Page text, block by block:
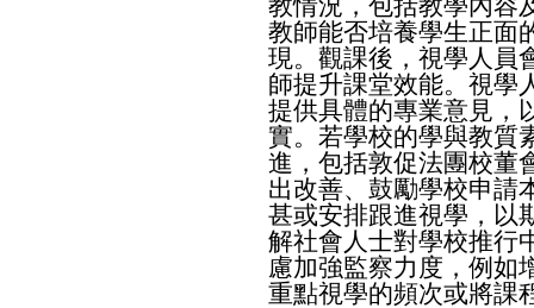
教師能否培養學生正面
現。觀課後，視學人員
師提升課堂效能。視學
提供具體的專業意見，
實。若學校的學與教質
進，包括敦促法團校董
出改善、鼓勵學校申請
甚或安排跟進視學，以
解社會人士對學校推行
慮加強監察力度，例如
重點視學的頻次或將課